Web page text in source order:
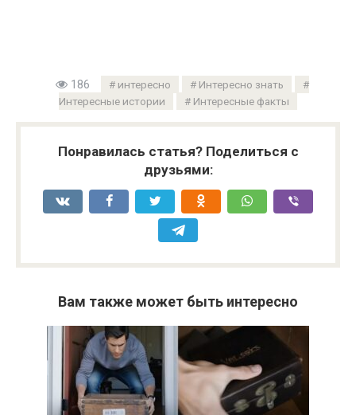
186 интересно
Интересно знать
Интересные истории
Интересные факты
Понравилась статья? Поделиться с
друзьями:
Вам также может быть интересно